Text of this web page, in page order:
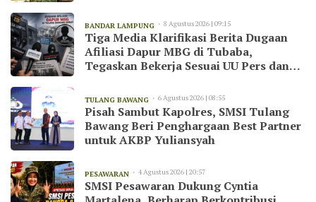
BANDAR LAMPUNG 8 Agustus 2026 | 09:15
Tiga Media Klarifikasi Berita Dugaan
Afiliasi Dapur MBG di Tubaba,
Tegaskan Bekerja Sesuai UU Pers dan
TULANG BAWANG 6 Agustus 2026 | 08:55
Pisah Sambut Kapolres, SMSI Tulang
Bawang Beri Penghargaan Best Partner
untuk AKBP Yuliansyah
PESAWARAN 4 Agustus 2026 | 20:57
SMSI Pesawaran Dukung Cyntia